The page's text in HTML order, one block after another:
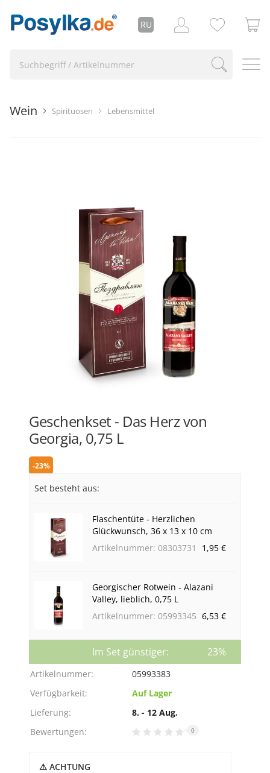
RU
Lebensmittel
Spirituosen
Wein
Geschenkset - Das Herz von
Georgia, 0,75 L
-23%
Set besteht aus:
Flaschentüte - Herzlichen
Glückwunsch, 36 x 13 x 10 cm
Artikelnummer: 08303731
1,95 €
Georgischer Rotwein - Alazani
Valley, lieblich, 0,75 L
Artikelnummer: 05993345 6,53 €
Im Set günstiger: 23%
Artikelnummer:
05993383
Verfügbarkeit:
Auf Lager
Lieferung:
8. - 12 Aug.
Bewertungen:
0
⚠️ ACHTUNG